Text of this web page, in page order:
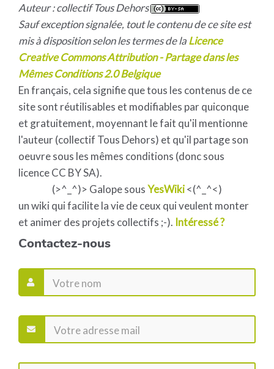
Auteur : collectif Tous Dehors
Sauf exception signalée, tout le contenu de ce site est
mis à disposition selon les termes de laLicence
Creative Commons Attribution - Partage dans les
Mêmes Conditions 2.0 Belgique
En français, cela signifie que tous les contenus de ce
site sont réutilisables et modifiables par quiconque
et gratuitement, moyennant le fait qu'il mentionne
l'auteur (collectif Tous Dehors) et qu'il partage son
oeuvre sous les mêmes conditions (donc sous
licence CC BY SA).
(>^_^)> Galope sousYesWiki<(^_^<)
un wiki qui facilite la vie de ceux qui veulent monter
et animer des projets collectifs ;-). Intéressé ?
Contactez-nous